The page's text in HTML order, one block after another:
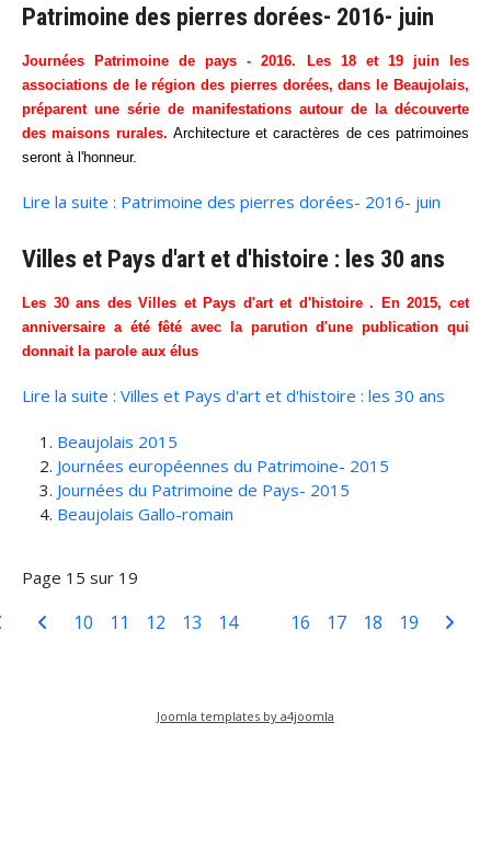
Patrimoine des pierres dorées- 2016- juin
Journées Patrimoine de pays - 2016. Les 18 et 19 juin les
associations de le région des pierres dorées, dans le Beaujolais,
préparent une série de manifestations autour de la découverte
des maisons rurales. Architecture et caractères de ces patrimoines
seront à l'honneur.
Lire la suite : Patrimoine des pierres dorées- 2016- juin
Villes et Pays d'art et d'histoire : les 30 ans
Les 30 ans des Villes et Pays d'art et d'histoire . En 2015, cet
anniversaire a été fêté avec la parution d'une publication qui
donnait la parole aux élus
Lire la suite : Villes et Pays d'art et d'histoire : les 30 ans
Beaujolais 2015
Journées européennes du Patrimoine- 2015
Journées du Patrimoine de Pays- 2015
Beaujolais Gallo-romain
Page 15 sur 19
10 11 12 13 14 16 17 18 19
Joomla templates by a4joomla